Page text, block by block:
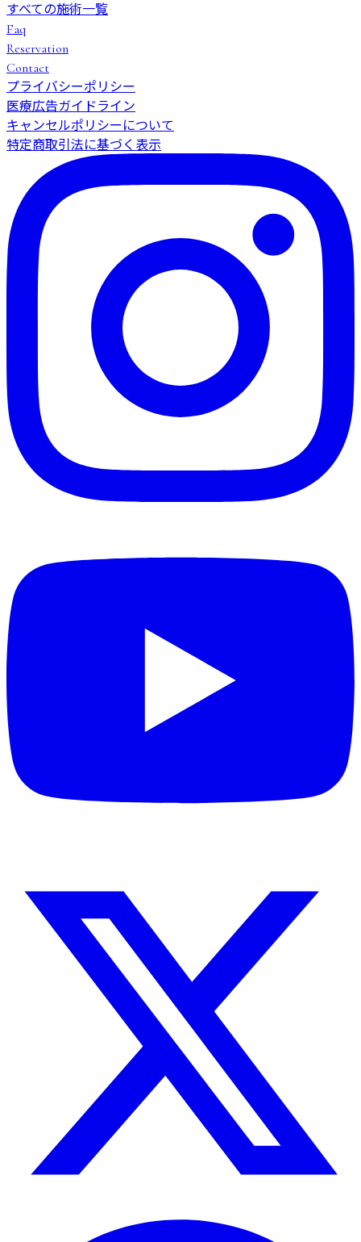
すべての施術一覧
Faq
Reservation
Contact
プライバシーポリシー
医療広告ガイドライン
キャンセルポリシーについて
特定商取引法に基づく表示